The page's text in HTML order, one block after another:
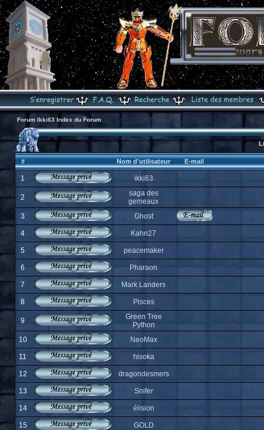
Forum Ikki63 Index du Forum
# Nom d'utilisateur E-mail
1 ikki63
2
saga des
gemeaux
3
Ghost
4 Kahn27
5 peacemaker
6 Pharaon
7 Mark Landers
8 Pisces
9
Green Tree
Python
10
NeoMax
11 hisoka
12 dragondesmers
13 Snifer
14 élision
15 GOLD